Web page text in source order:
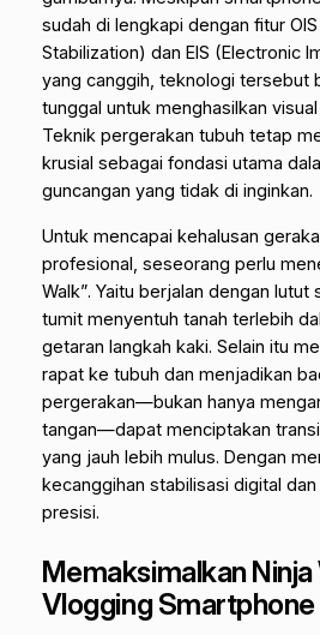
sudah di lengkapi dengan fitur
Stabilization) dan EIS (Electronic
yang canggih, teknologi tersebut
tunggal untuk menghasilkan
Teknik pergerakan tubuh tetap
krusial sebagai fondasi utama
guncangan yang tidak di inginkan.
Untuk mencapai kehalusan
profesional, seseorang perlu
Walk”. Yaitu berjalan dengan
tumit menyentuh tanah terlebih
getaran langkah kaki. Selain itu
rapat ke tubuh dan menjadikan
pergerakan—bukan hanya
tangan—dapat menciptakan
yang jauh lebih mulus. Dengan
kecanggihan stabilisasi digital
presisi.
Memaksimalkan
Vlogging Smartphone